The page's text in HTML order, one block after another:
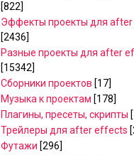
[822]
Эффекты проекты для
[2436]
Разные проекты для after
[15342]
Сборники проектов [17]
Музыка к проектам [178]
Плагины, пресеты, скрипты
Трейлеры для after effects
Футажи [296]